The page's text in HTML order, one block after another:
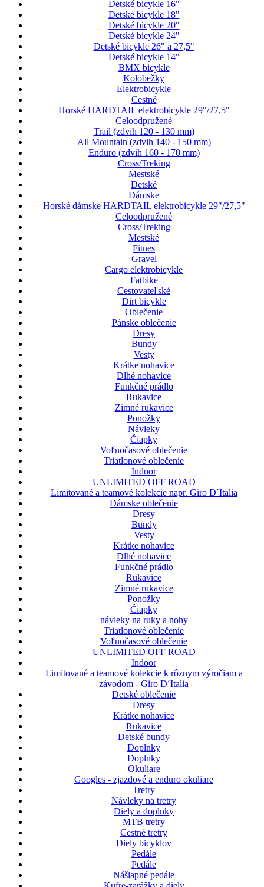
Detské bicykle 16"
Detské bicykle 18"
Detské bicykle 20"
Detské bicykle 24"
Detské bicykle 26" a 27,5"
Detské bicykle 14"
BMX bicykle
Kolobežky
Elektrobicykle
Cestné
Horské HARDTAIL elektrobicykle 29"/27,5"
Celoodpružené
Trail (zdvih 120 - 130 mm)
All Mountain (zdvih 140 - 150 mm)
Enduro (zdvih 160 - 170 mm)
Cross/Treking
Mestské
Detské
Dámske
Horské dámske HARDTAIL elektrobicykle 29"/27,5"
Celoodpružené
Cross/Treking
Mestské
Fitnes
Gravel
Cargo elektrobicykle
Fatbike
Cestovateľské
Dirt bicykle
Oblečenie
Pánske oblečenie
Dresy
Bundy
Vesty
Krátke nohavice
Dlhé nohavice
Funkčné prádlo
Rukavice
Zimné rukavice
Ponožky
Návleky
Čiapky
Voľnočasové oblečenie
Triatlonové oblečenie
Indoor
UNLIMITED OFF ROAD
Limitované a teamové kolekcie napr. Giro D´Italia
Dámske oblečenie
Dresy
Bundy
Vesty
Krátke nohavice
Dlhé nohavice
Funkčné prádlo
Rukavice
Zimné rukavice
Ponožky
Čiapky
návleky na ruky a nohy
Triatlonové oblečenie
Voľnočasové oblečenie
UNLIMITED OFF ROAD
Indoor
Limitované a teamové kolekcie k rôznym výročiam a
závodom - Giro D´Italia
Detské oblečenie
Dresy
Krátke nohavice
Rukavice
Detské bundy
Doplnky
Doplnky
Okuliare
Googles - zjazdové a enduro okuliare
Tretry
Návleky na tretry
Diely a doplnky
MTB tretry
Cestné tretry
Diely bicyklov
Pedále
Pedále
Nášlapné pedále